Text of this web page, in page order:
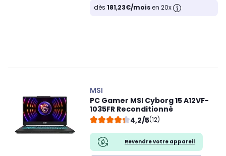
dès 181,23€/moisen 20x
MSI
PC Gamer MSI Cyborg 15 A12VF-
1035FR Reconditionné
4,2/5(12)
Revendre votre appareil